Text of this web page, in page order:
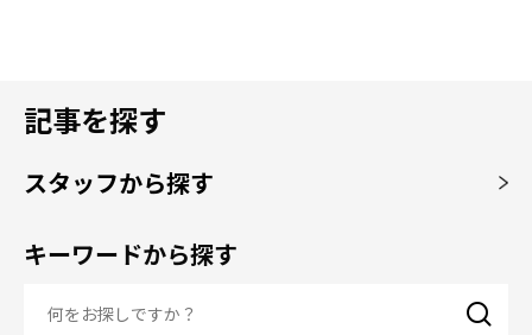
記事を探す
スタッフから探す
キーワードから探す